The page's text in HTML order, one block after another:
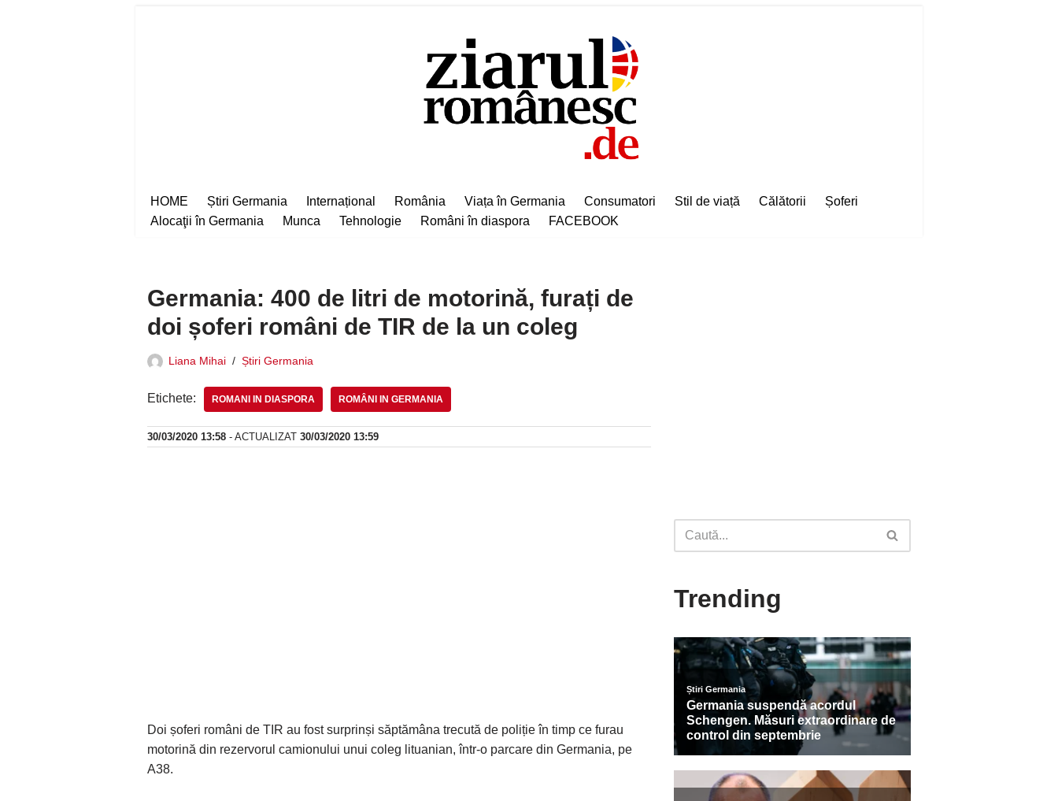
HOME Știri Germania Internațional România Viața în Germania Consumatori Stil de viață Călătorii
Șoferi
Alocaţii în Germania
Munca Tehnologie Români în diaspora FACEBOOK
Germania: 400 de litri de motorină, furați de
doi șoferi români de TIR de la un coleg
Liana Mihai Știri Germania
Etichete: ROMANI IN DIASPORA ROMÂNI IN GERMANIA
30/03/2020 13:58 - ACTUALIZAT 30/03/2020 13:59
Doi șoferi români de TIR au fost surprinși săptămâna trecută de poliție în timp ce furau
motorină din rezervorul camionului unui coleg lituanian, într-o parcare din Germania, pe
A38.
Trending